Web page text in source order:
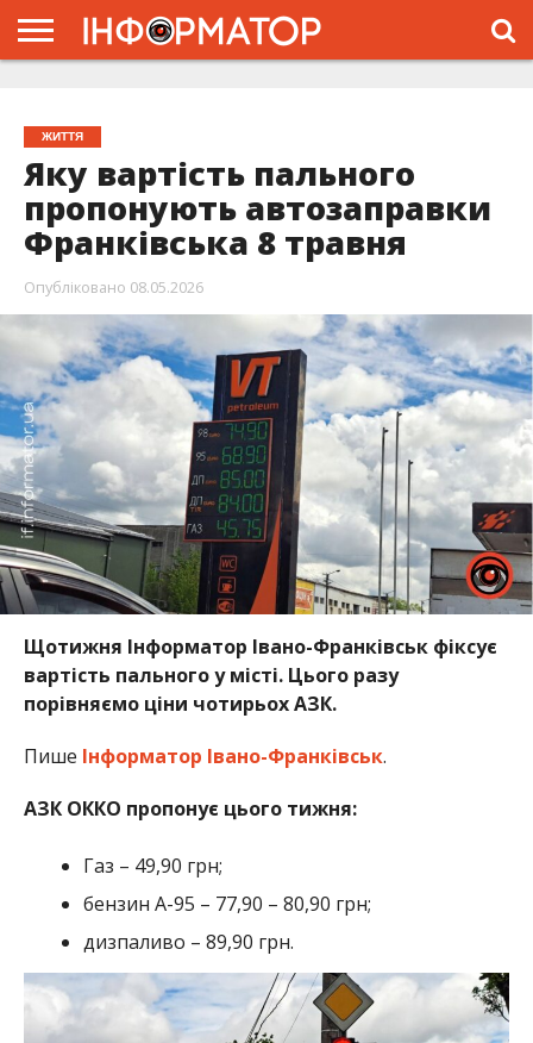
ЖИТТЯ
Яку вартість пального
пропонують автозаправки
Франківська 8 травня
Опубліковано 08.05.2026
Щотижня Інформатор Івано-Франківськ фіксує
вартість пального у місті. Цього разу
порівняємо ціни чотирьох АЗК.
Пише Інформатор Івано-Франківськ.
АЗК ОККО пропонує цього тижня:
Газ – 49,90 грн;
бензин А-95 – 77,90 – 80,90 грн;
дизпаливо – 89,90 грн.